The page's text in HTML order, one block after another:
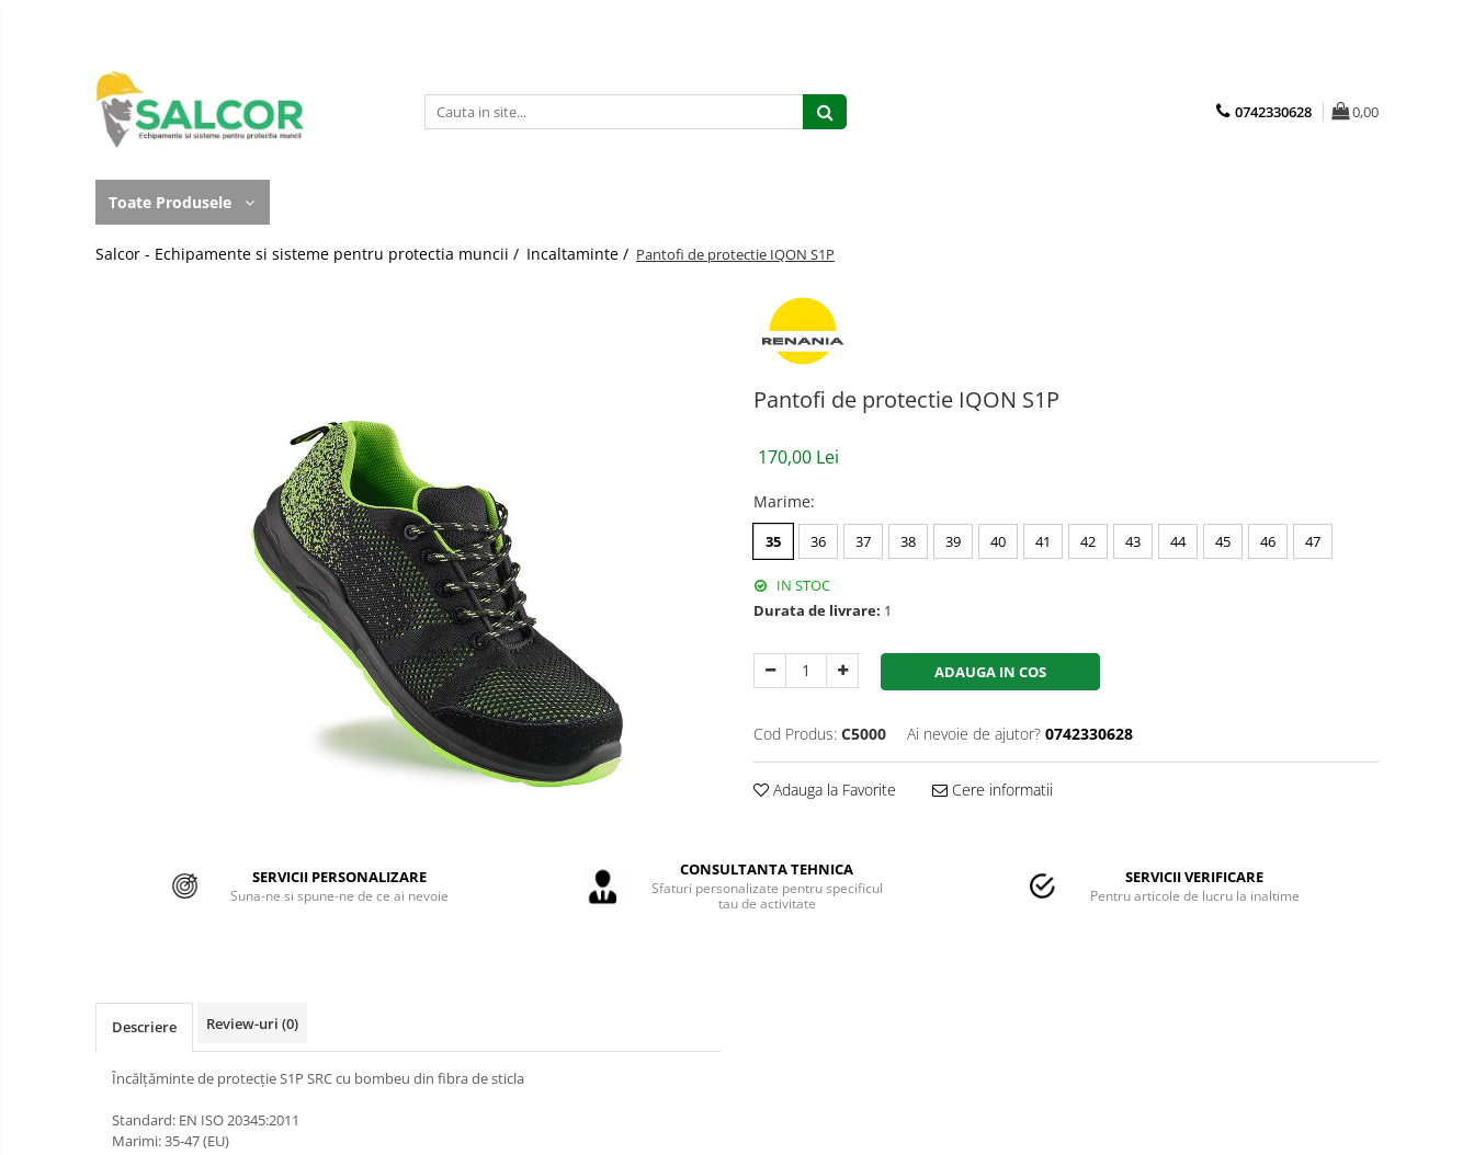
Toate Produsele
Imbracaminte
Articole unica folosinta
Carabiniere
Mijloace de legatura
Incaltaminte
Protectie Respiratorie
Protectie vizuala
Semnalizare rutiera
0742330628 0,00
Toate Produsele
Salcor - Echipamente si sisteme pentru protectia muncii / Incaltaminte / Pantofi de protectie IQON S1P
Pantofi de protectie IQON S1P
170,00 Lei
Marime:
35 36 37 38 39 40 41 42 43 44 45 46 47
IN STOC
Durata de livrare: 1
ADAUGA IN COS
Cod Produs: C5000 Ai nevoie de ajutor? 0742330628
Adauga la Favorite Cere informatii
SERVICII PERSONALIZARE
Suna-ne si spune-ne de ce ai nevoie
CONSULTANTA TEHNICA
Sfaturi personalizate pentru specificul
tau de activitate
SERVICII VERIFICARE
Pentru articole de lucru la inaltime
Descriere Review-uri (0)
Încălțăminte de protecție S1P SRC cu bombeu din fibra de sticla
Standard: EN ISO 20345:2011
Marimi: 35-47 (EU)